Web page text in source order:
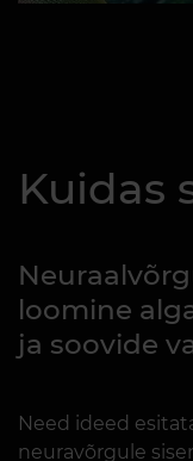
Kuidas
loomine
ja soovide
Need ideed
neuravõrgule